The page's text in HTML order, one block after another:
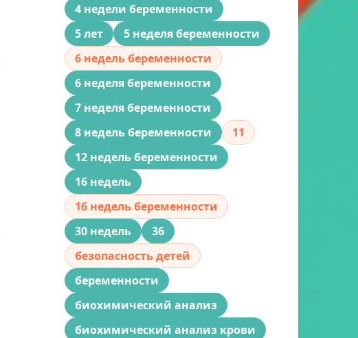
4 недели беременности
5 лет
5 неделя беременности
6 недель беременности
6 неделя беременности
7 неделя беременности
8 недель беременности
11
12 недель беременности
16 недель
16 недель беременности
30 недель
36
безопасность детей
беременности
биохимический анализ
биохимический анализ крови